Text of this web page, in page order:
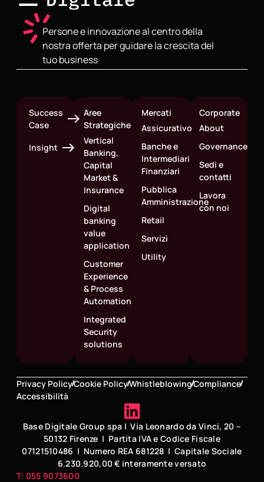
Persone e innovazione al centro della
nostra offerta per guidare la crescita del
tuo business
Success
Case
Insight
Aree
Strategiche
Vertical
Banking,
Capital
Market &
Insurance
Digital
banking
value
application
Customer
Experience
& Process
Automation
Integrated
Security
solutions
Mercati
Assicurativo
Banche e
Intermediari
Finanziari
Pubblica
Amministrazione
Retail
Servizi
Utility
Corporate
About
Governance
Sedi e
contatti
Lavora
con noi
Privacy PolicyCookie PolicyWhistleblowingCompliance
Accessibilità
Base Digitale Group spa | Via Leonardo da Vinci, 20 –
50132 Firenze | Partita IVA e Codice Fiscale
07121510486 | Numero REA 681228 | Capitale Sociale
6.230.920,00 € interamente versato
T: 055 9073600